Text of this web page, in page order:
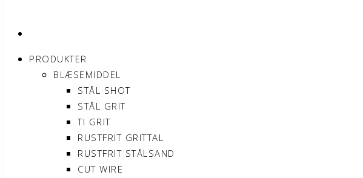
PRODUKTER
BLÆSEMIDDEL
STÅL SHOT
STÅL GRIT
TI GRIT
RUSTFRIT GRITTAL
RUSTFRIT STÅLSAND
CUT WIRE